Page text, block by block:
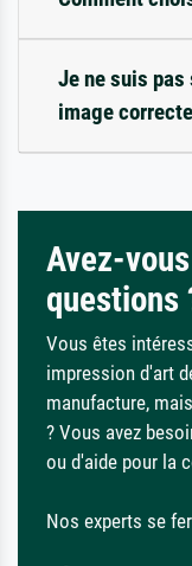
Je ne suis
image
Avez-
questions
Vous êtes
impression d'art
manufacture,
? Vous avez
ou d'aide pour la
Nos experts se